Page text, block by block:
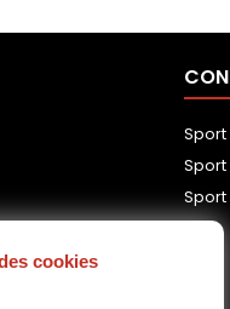
Sport
Sport
Sport
cookies